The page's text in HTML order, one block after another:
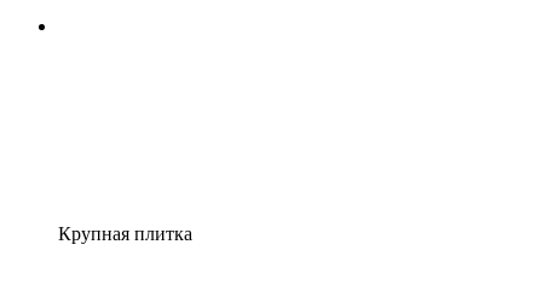
Крупная плитка